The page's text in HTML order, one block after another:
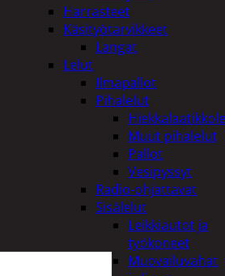
Harrasteet
Käsityötarvikkeet
Langat
Lelut
Ilmapallot
Pihalelut
Muut pihalelut
Pallot
Vesipyssyt
Radio-ohjattavat
Sisälelut
Leikkiautot ja
työkoneet
Muovailuvahat